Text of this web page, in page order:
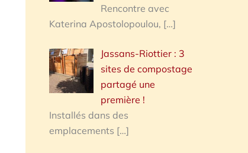
Rencontre avec
Katerina Apostolopoulou, […]
Jassans-Riottier : 3
sites de compostage
partagé une
première !
Installés dans des
emplacements […]